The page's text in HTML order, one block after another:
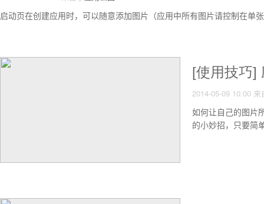
启动页在创建应用时，可以随意添加图片（应用中所有图片请控制在单
[使用技巧]
2014-05-09 10:00 来
如何让自己的图片
的小妙招，只要简